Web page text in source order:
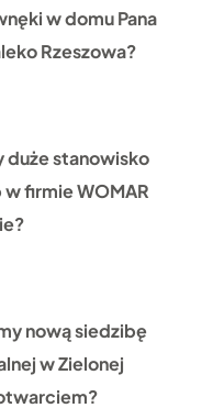
w domu Pana
Rzeszowa?
duże stanowisko
firmie WOMAR
nową siedzibę
w Zielonej